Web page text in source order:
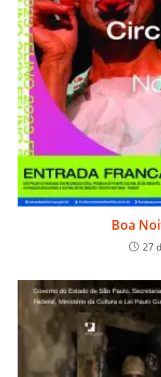
Boa
27